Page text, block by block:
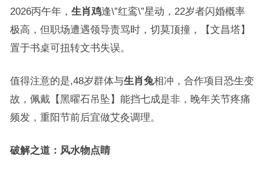
2026丙午年， 生肖鸡逢\”红鸾\”星动，22岁者闪婚概率
极高，但职场遭遇领导责骂时，切莫顶撞，【文昌塔】
置于书桌可扭转文书失误。
值得注意的是,48岁群体与生肖兔相冲，合作项目恐生变
故，佩戴【黑曜石吊坠】能挡七成是非，晚年关节疼痛
频发，重阳节前后宜做艾灸调理。
破解之道：风水物点睛